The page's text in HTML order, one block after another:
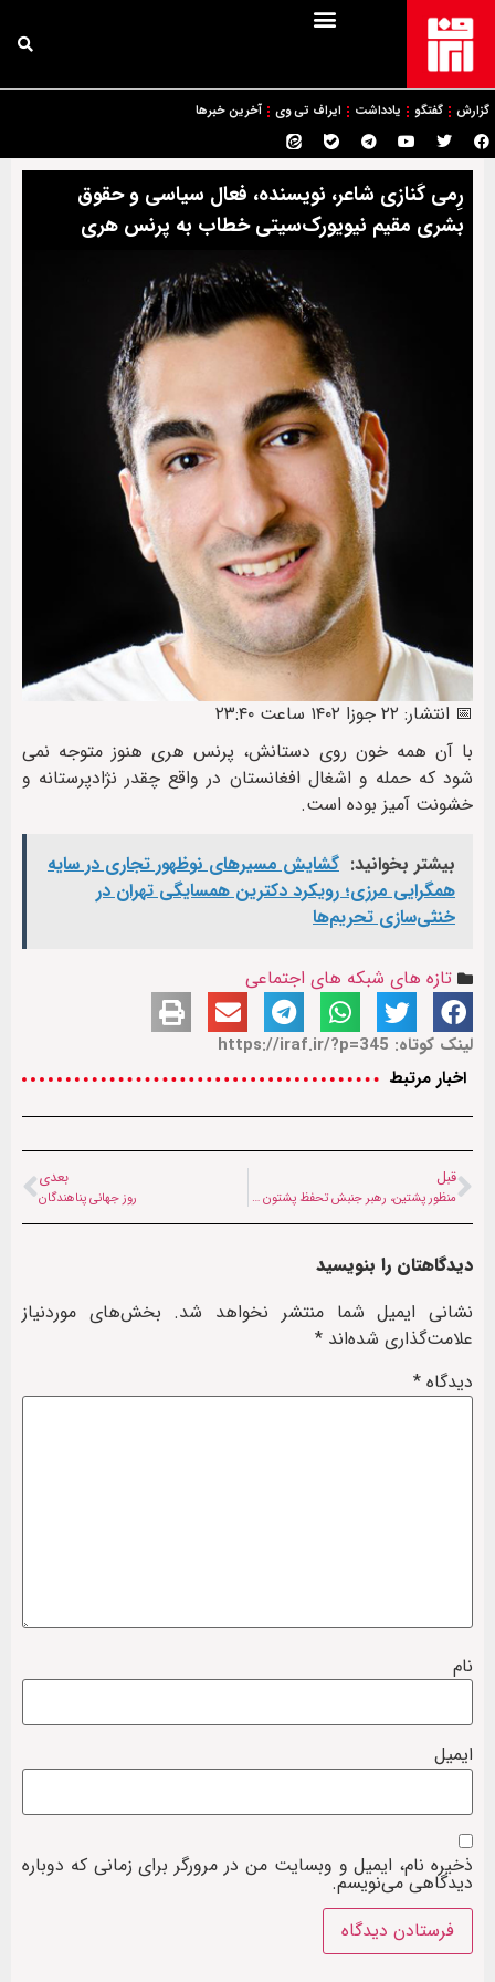
گزارش گفتگو یادداشت ایراف تی وی آخرین خبرها
رِمی کَنازی شاعر، نویسنده‌، فعال سیاسی و حقوق
بشری مقیم نیویورک‌سیتی خطاب به پرنس هری
📅 انتشار: ۲۲ جوزا ۱۴۰۲ ساعت ۲۳:۴۰
با آن همه خون روی دستانش، پرنس هری هنوز متوجه نمی
شود که حمله و اشغال افغانستان در واقع چقدر نژادپرستانه و
خشونت آمیز بوده است.
بیشتر بخوانید: گشایش مسیرهای نوظهور تجاری در سایه
همگرایی مرزی؛ رویکرد دکترین همسایگی تهران در
خنثی‌سازی تحریم‌ها
تازه های شبکه های اجتماعی
لینک کوتاه: https://iraf.ir/?p=345
اخبار مرتبط
قبل
منظور پشتین، رهبر جنبش تحفظ پشتون ها
بعدی
روز جهانی پناهندگان
دیدگاهتان را بنویسید
نشانی ایمیل شما منتشر نخواهد شد. بخش‌های موردنیاز
علامت‌گذاری شده‌اند *
دیدگاه *
نام
ایمیل
ذخیره نام، ایمیل و وبسایت من در مرورگر برای زمانی که دوباره
دیدگاهی می‌نویسم.